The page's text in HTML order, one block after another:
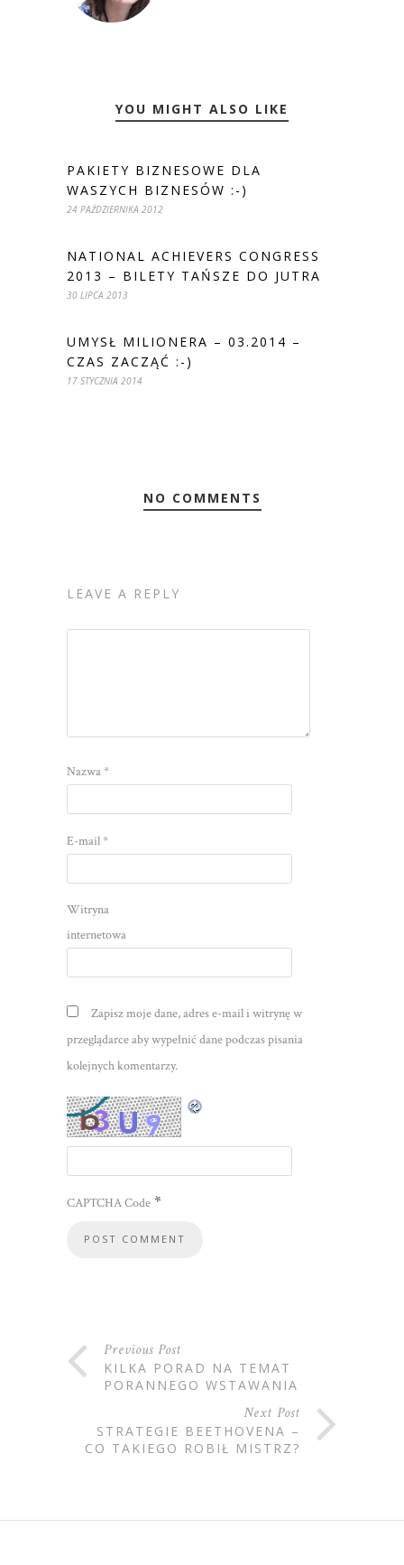
YOU MIGHT ALSO LIKE
PAKIETY BIZNESOWE DLA
WASZYCH BIZNESÓW :-)
24 PAŹDZIERNIKA 2012
NATIONAL ACHIEVERS CONGRESS
2013 – BILETY TAŃSZE DO JUTRA
30 LIPCA 2013
UMYSŁ MILIONERA – 03.2014 –
CZAS ZACZĄĆ :-)
17 STYCZNIA 2014
NO COMMENTS
LEAVE A REPLY
Nazwa*
E-mail*
Witryna
internetowa
Zapisz moje dane, adres e-mail i witrynę w
przeglądarce aby wypełnić dane podczas pisania
kolejnych komentarzy.
CAPTCHA Code *
Previous Post
KILKA PORAD NA TEMAT
PORANNEGO WSTAWANIA
Next Post
STRATEGIE BEETHOVENA –
CO TAKIEGO ROBIŁ MISTRZ?